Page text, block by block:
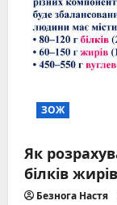
–
із
ЗОЖ
Як
білків
Безнога Настя